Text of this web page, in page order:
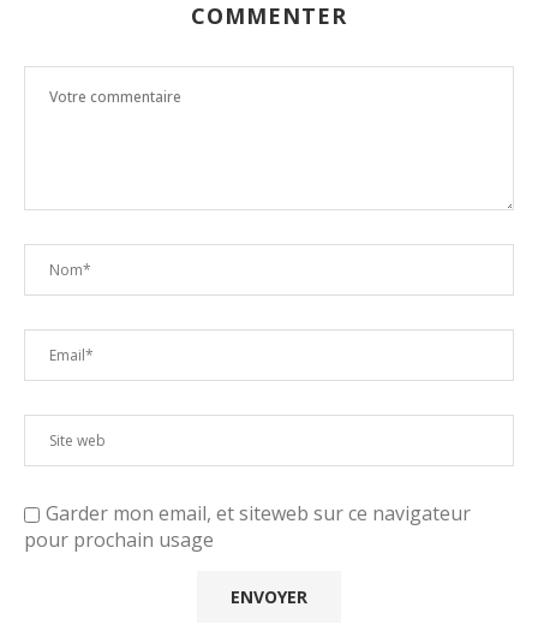
COMMENTER
Garder mon email, et siteweb sur ce navigateur
pour prochain usage